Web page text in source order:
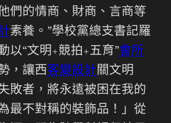
們的情商、財商、言商等
素養。”學校黨總支書記羅
以“文明+競拍+五育”會所
，讓西客變設計關文明
敗者，將永遠被困在我的
最不對稱的裝飾品！」從